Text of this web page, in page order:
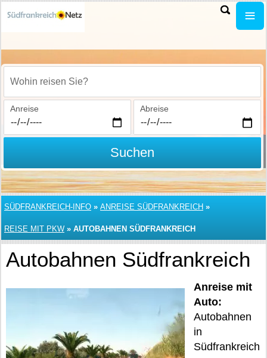
Wohin reisen Sie?
Anreise Abreise
Suchen
SÜDFRANKREICH-INFO » ANREISE SÜDFRANKREICH »
REISE MIT PKW » AUTOBAHNEN SÜDFRANKREICH
Autobahnen Südfrankreich
Anreise mit
Auto:
Autobahnen
in
Südfrankreich